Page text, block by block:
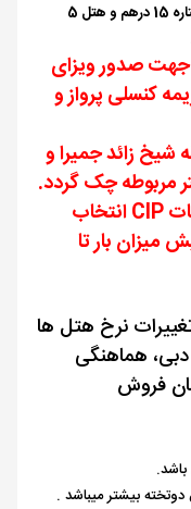
توریست شارژ هتل 3 ستاره 10 درهم هتل 4 ستاره 15 درهم و هتل 5
جهت صدور ویزای
کنسلی پرواز و
زائد جمیرا و
مربوطه چک گردد.
درصورت درخواست مسافرین،خدمات CIP انتخاب
میزان بار تا
نرخ هتل ها
دبی، هماهنگی
فروش
بیشتر میباشد .